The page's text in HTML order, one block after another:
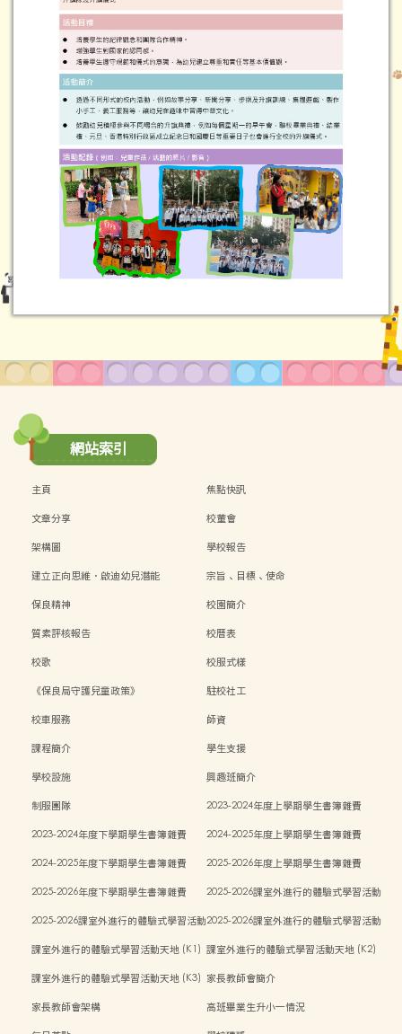
網站索引
主頁
焦點快訊
文章分享
校董會
架構圖
學校報告
建立正向思維．啟迪幼兒潛能
宗旨、目標、使命
保良精神
校園簡介
質素評核報告
校曆表
校歌
校服式樣
《保良局守護兒童政策》
駐校社工
校車服務
師資
課程簡介
學生支援
學校設施
興趣班簡介
制服團隊
2023-2024年度上學期學生書簿雜費
2023-2024年度下學期學生書簿雜費
2024-2025年度上學期學生書簿雜費
2024-2025年度下學期學生書簿雜費
2025-2026年度上學期學生書簿雜費
2025-2026年度下學期學生書簿雜費
2025-2026課室外進行的體驗式學習活動
2025-2026課室外進行的體驗式學習活動2025-2026課室外進行的體驗式學習活動
課室外進行的體驗式學習活動天地 (K1) 課室外進行的體驗式學習活動天地 (K2)
課室外進行的體驗式學習活動天地 (K3) 家長教師會簡介
家長教師會架構
高班畢業生升小一情況